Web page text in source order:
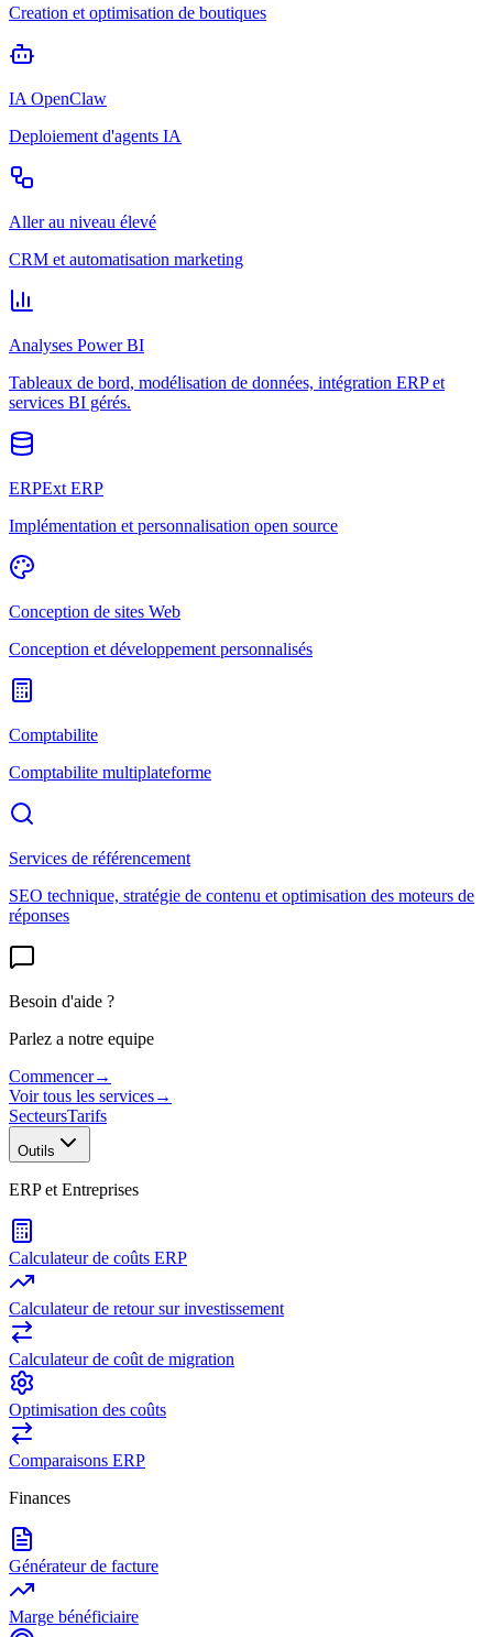
Creation et optimisation de boutiques
IA OpenClaw
Deploiement d'agents IA
Aller au niveau élevé
CRM et automatisation marketing
Analyses Power BI
Tableaux de bord, modélisation de données, intégration ERP et
services BI gérés.
ERPExt ERP
Implémentation et personnalisation open source
Conception de sites Web
Conception et développement personnalisés
Comptabilite
Comptabilite multiplateforme
Services de référencement
SEO technique, stratégie de contenu et optimisation des moteurs de
réponses
Besoin d'aide ?
Parlez a notre equipe
Commencer→
Voir tous les services→
SecteursTarifs
Outils
ERP et Entreprises
Calculateur de coûts ERP
Calculateur de retour sur investissement
Calculateur de coût de migration
Optimisation des coûts
Comparaisons ERP
Finances
Générateur de facture
Marge bénéficiaire